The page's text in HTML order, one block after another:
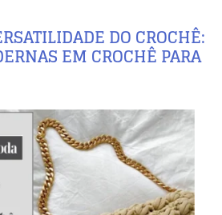
DO CROCHÊ:
EM CROCHÊ PARA